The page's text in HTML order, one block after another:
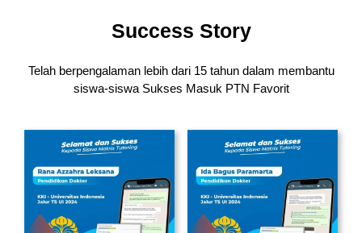
Success Story
Telah berpengalaman lebih dari 15 tahun dalam membantu
siswa-siswa Sukses Masuk PTN Favorit